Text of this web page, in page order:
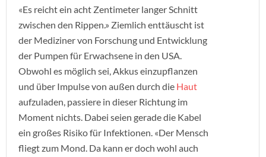
«Es reicht ein acht Zentimeter langer Schnitt
zwischen den Rippen.» Ziemlich enttäuscht ist
der Mediziner von Forschung und Entwicklung
der Pumpen für Erwachsene in den USA.
Obwohl es möglich sei, Akkus einzupflanzen
und über Impulse von außen durch die Haut
aufzuladen, passiere in dieser Richtung im
Moment nichts. Dabei seien gerade die Kabel
ein großes Risiko für Infektionen. «Der Mensch
fliegt zum Mond. Da kann er doch wohl auch